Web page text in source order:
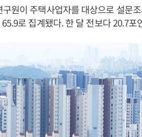
원이 주택사업자를 대상으로 설문
로 집계됐다. 한 달 전보다 20.7포